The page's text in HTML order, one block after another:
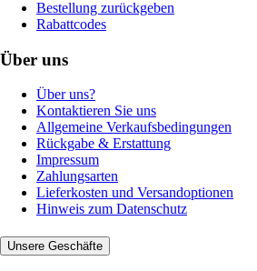
Bestellung zurückgeben
Rabattcodes
Über uns
Über uns?
Kontaktieren Sie uns
Allgemeine Verkaufsbedingungen
Rückgabe & Erstattung
Impressum
Zahlungsarten
Lieferkosten und Versandoptionen
Hinweis zum Datenschutz
Unsere Geschäfte